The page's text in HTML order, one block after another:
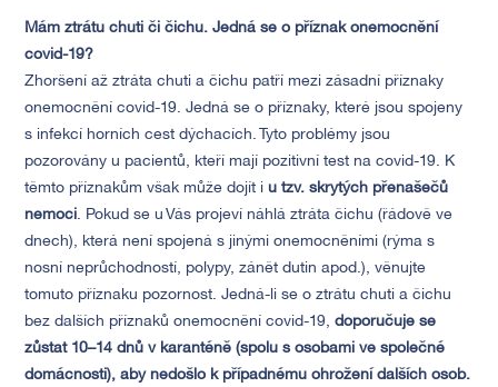
Mám ztrátu chuti či čichu. Jedná se o příznak onemocnění
covid-19?
Zhoršení až ztráta chuti a čichu patří mezi zásadní příznaky
onemocnění covid-19. Jedná se o příznaky, které jsou spojeny
s infekcí horních cest dýchacích. Tyto problémy jsou
pozorovány u pacientů, kteří mají pozitivní test na covid-19. K
těmto příznakům však může dojít i u tzv. skrytých přenašečů
nemoci. Pokud se u Vás projeví náhlá ztráta čichu (řádově ve
dnech), která není spojená s jinými onemocněními (rýma s
nosní neprůchodností, polypy, zánět dutin apod.), věnujte
tomuto příznaku pozornost. Jedná-li se o ztrátu chuti a čichu
bez dalších příznaků onemocnění covid-19,doporučuje se
zůstat 10–14 dnů v karanténě (spolu s osobami ve společné
domácnosti), aby nedošlo k případnému ohrožení dalších osob.